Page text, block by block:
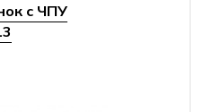
с ЧПУ